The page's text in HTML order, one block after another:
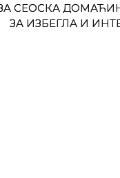
СЕОСКА
ЗА ИЗБЕГЛА И